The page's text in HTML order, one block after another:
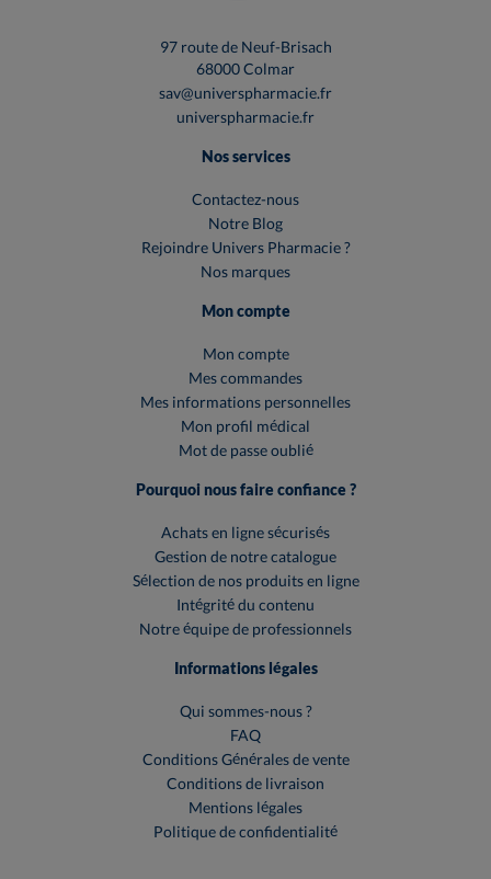
97 route de Neuf-Brisach
68000 Colmar
sav@universpharmacie.fr
universpharmacie.fr
Nos services
Contactez-nous
Notre Blog
Rejoindre Univers Pharmacie ?
Nos marques
Mon compte
Mon compte
Mes commandes
Mes informations personnelles
Mon profil médical
Mot de passe oublié
Pourquoi nous faire confiance ?
Achats en ligne sécurisés
Gestion de notre catalogue
Sélection de nos produits en ligne
Intégrité du contenu
Notre équipe de professionnels
Informations légales
Qui sommes-nous ?
FAQ
Conditions Générales de vente
Conditions de livraison
Mentions légales
Politique de confidentialité